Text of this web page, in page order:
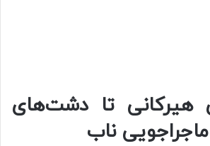
هیرکانی تا دشت‌های
ناب